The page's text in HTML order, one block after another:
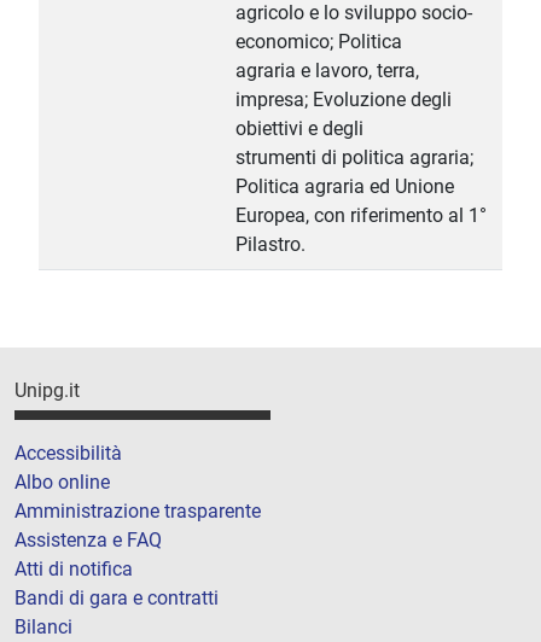
agricolo e lo sviluppo socio-
economico; Politica
agraria e lavoro, terra,
impresa; Evoluzione degli
obiettivi e degli
strumenti di politica agraria;
Politica agraria ed Unione
Europea, con riferimento al 1°
Pilastro.
Unipg.it
Accessibilità
Albo online
Amministrazione trasparente
Assistenza e FAQ
Atti di notifica
Bandi di gara e contratti
Bilanci